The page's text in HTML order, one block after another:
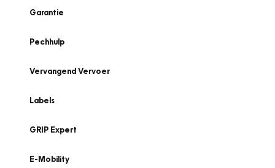
Garantie
Pechhulp
Vervangend Vervoer
Labels
GRIP Expert
E-Mobility